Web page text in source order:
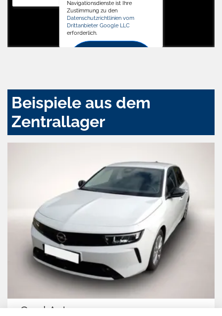
Navigationsdienste ist Ihre
Zustimmung zu den
Datenschutzrichtlinien vom
Drittanbieter Google LLC
erforderlich.
Beispiele aus dem
Zentrallager
Volkswagen Passat Variant